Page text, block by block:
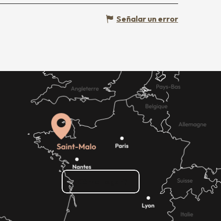
Señalar un error
¿Cómo llegar?